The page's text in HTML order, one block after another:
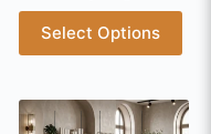
Select Options